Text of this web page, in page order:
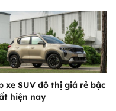
xe SUV đô thị giá rẻ bậc
hiện nay